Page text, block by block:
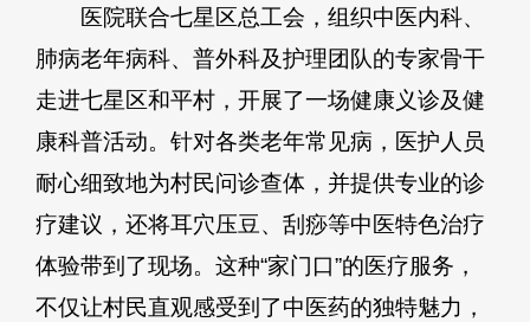
医院联合七星区总工会，组织中医内科、
肺病老年病科、普外科及护理团队的专家骨干
走进七星区和平村，开展了一场健康义诊及健
康科普活动。针对各类老年常见病，医护人员
耐心细致地为村民问诊查体，并提供专业的诊
疗建议，还将耳穴压豆、刮痧等中医特色治疗
体验带到了现场。这种“家门口”的医疗服务，
不仅让村民直观感受到了中医药的独特魅力，